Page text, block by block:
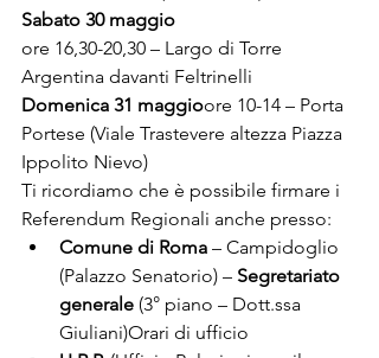
Sabato 30 maggio
ore 16,30-20,30 – Largo di Torre
Argentina davanti Feltrinelli
Domenica 31 maggioore 10-14 – Porta
Portese (Viale Trastevere altezza Piazza
Ippolito Nievo)
Ti ricordiamo che è possibile firmare i
Referendum Regionali anche presso:
Comune di Roma – Campidoglio
(Palazzo Senatorio) – Segretariato
generale (3° piano – Dott.ssa
Giuliani)Orari di ufficio